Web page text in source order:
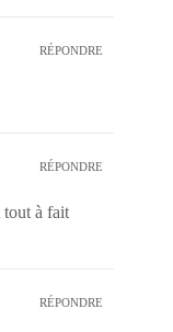
RÉPONDRE
RÉPONDRE
tout à fait
RÉPONDRE